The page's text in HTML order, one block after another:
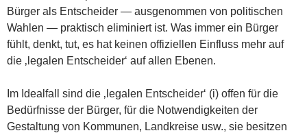
Bürger als Entscheider — ausgenommen von politischen
Wahlen — praktisch eliminiert ist. Was immer ein Bürger
fühlt, denkt, tut, es hat keinen offiziellen Einfluss mehr auf
die ‚legalen Entscheider‘ auf allen Ebenen.
Im Idealfall sind die ‚legalen Entscheider‘ (i) offen für die
Bedürfnisse der Bürger, für die Notwendigkeiten der
Gestaltung von Kommunen, Landkreise usw., sie besitzen